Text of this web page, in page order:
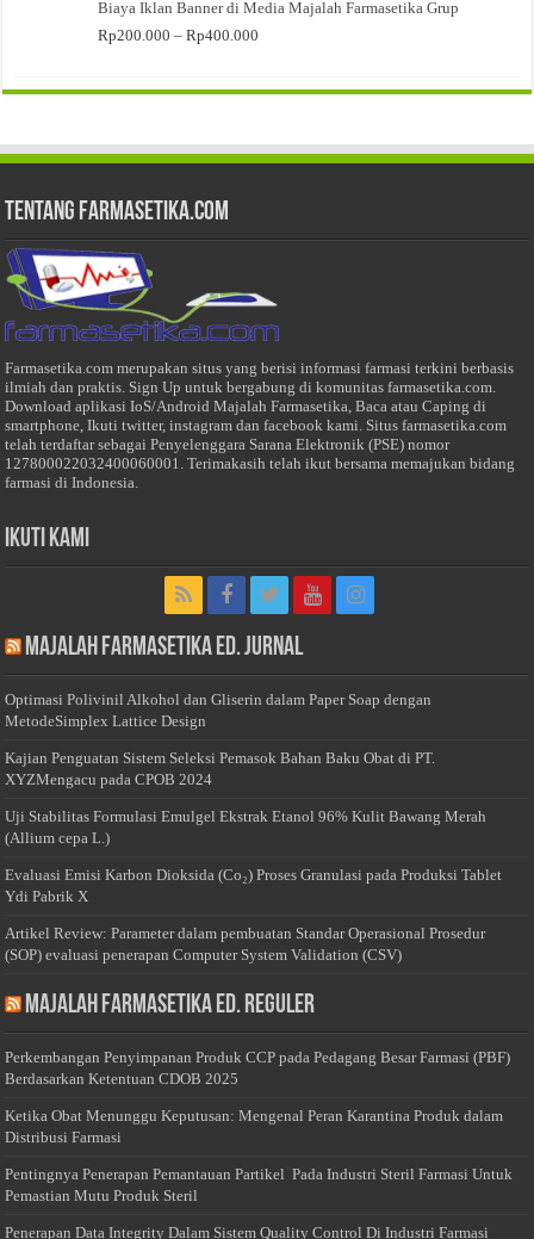
hingga
Biaya Iklan Banner di Media Majalah Farmasetika Grup
Rp200.000 – Rp400.000
hingga
Tentang Farmasetika.com
Farmasetika.com merupakan situs yang berisi informasi farmasi terkini berbasis
ilmiah dan praktis. Sign Up untuk bergabung di komunitas farmasetika.com.
Download aplikasi IoS/Android Majalah Farmasetika, Baca atau Caping di
smartphone, Ikuti twitter, instagram dan facebook kami. Situs farmasetika.com
telah terdaftar sebagai Penyelenggara Sarana Elektronik (PSE) nomor
127800022032400060001. Terimakasih telah ikut bersama memajukan bidang
farmasi di Indonesia.
Ikuti Kami
Majalah Farmasetika Ed. Jurnal
Optimasi Polivinil Alkohol dan Gliserin dalam Paper Soap dengan
MetodeSimplex Lattice Design
Kajian Penguatan Sistem Seleksi Pemasok Bahan Baku Obat di PT.
XYZMengacu pada CPOB 2024
Uji Stabilitas Formulasi Emulgel Ekstrak Etanol 96% Kulit Bawang Merah
(Allium cepa L.)
Evaluasi Emisi Karbon Dioksida (Co₂) Proses Granulasi pada Produksi Tablet
Ydi Pabrik X
Artikel Review: Parameter dalam pembuatan Standar Operasional Prosedur
(SOP) evaluasi penerapan Computer System Validation (CSV)
Majalah Farmasetika Ed. Reguler
Perkembangan Penyimpanan Produk CCP pada Pedagang Besar Farmasi (PBF)
Berdasarkan Ketentuan CDOB 2025
Ketika Obat Menunggu Keputusan: Mengenal Peran Karantina Produk dalam
Distribusi Farmasi
Pentingnya Penerapan Pemantauan Partikel Pada Industri Steril Farmasi Untuk
Pemastian Mutu Produk Steril
Penerapan Data Integrity Dalam Sistem Quality Control Di Industri Farmasi